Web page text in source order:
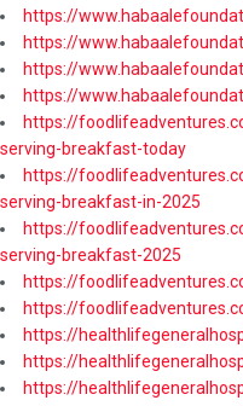
https://
https://
https://
https://
https://
serving-breakfast-today
https://
serving-breakfast-in-2025
https://
serving-breakfast-2025
https://
https://
https://
https://
https://